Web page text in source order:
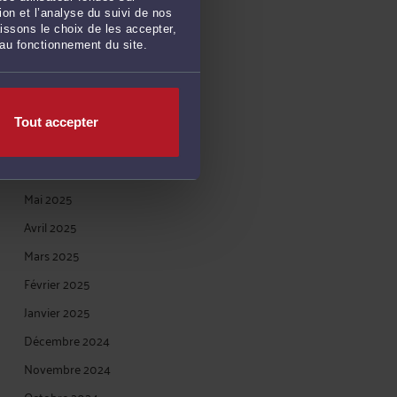
et l’analyse du suivi de nos
le choix de les accepter,
fonctionnement du site.
Tout accepter
Novembre 2025
Octobre 2025
Septembre 2025
Août 2025
Mai 2025
Avril 2025
Mars 2025
Février 2025
Janvier 2025
Décembre 2024
Novembre 2024